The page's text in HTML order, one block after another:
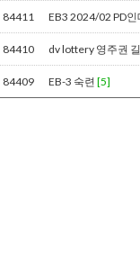
84411 EB3 2024/02 PD
84410 dv lottery 영주권
84409 EB-3 숙련[5]